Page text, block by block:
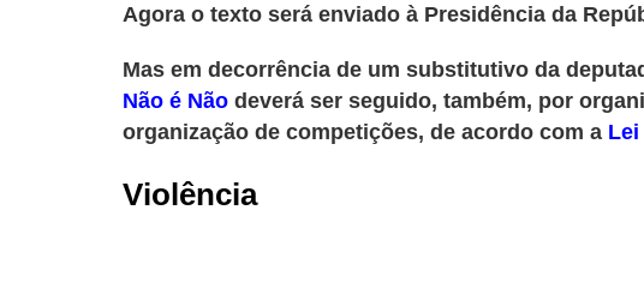
Agora o texto será enviado à Presidência da
Mas em decorrência de um substitutivo da
Não é Não deverá ser seguido, também, por
organização de competições, de acordo com a Lei
Violência